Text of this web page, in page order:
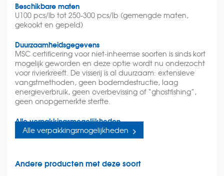
Beschikbare maten
U100 pcs/lb tot 250-300 pcs/lb (gemengde maten,
gekookt en gepeld)
Duurzaamheidsgegevens
MSC certificering voor niet-inheemse soorten is sinds kort
mogelijk geworden en deze optie wordt nu onderzocht
voor rivierkreeft. De visserij is al duurzaam: extensieve
vangstmethoden, geen bodemdestructie, laag
energieverbruik, geen overbevissing of “ghostfishing”,
geen onopgemerkte sterfte.
Alle verpakkingsmogelijkheden
Alle verpakkingsmogelijkheden
Andere producten met deze soort